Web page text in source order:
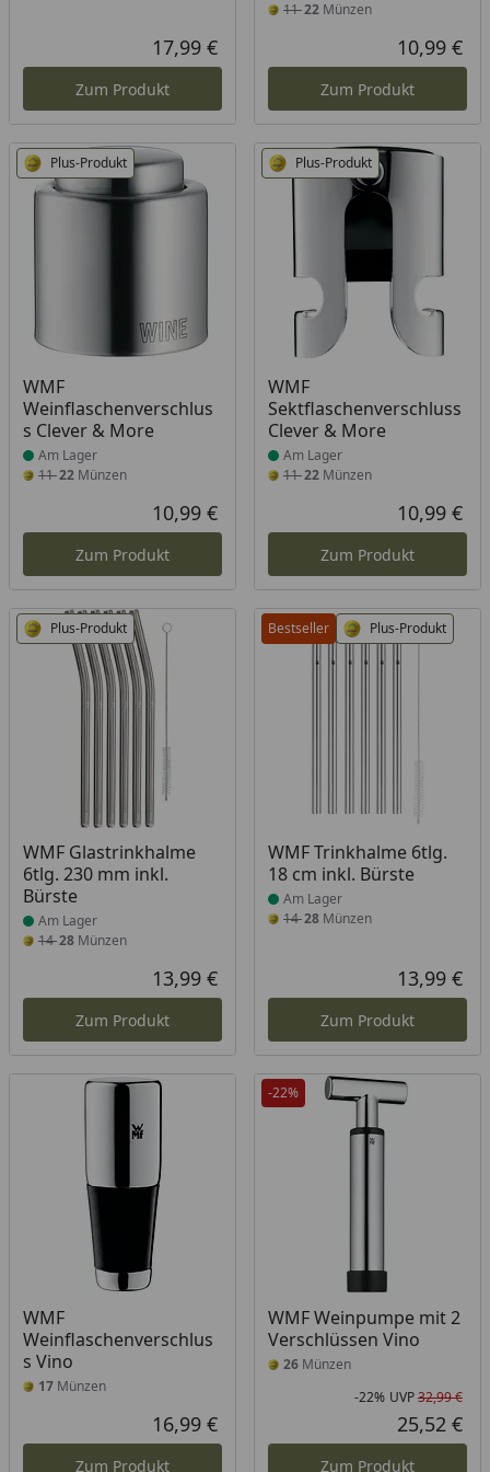
Aktueller Preis
17,99 €
Zum Produkt
1122Münzen
10,99 €
Zum Produkt
Plus-Produkt
WMF
Weinflaschenverschlus
s Clever & More
Produkt am Lager
Am Lager
1122 Münzen
Aktueller Preis
10,99 €
Zum Produkt
Plus-Produkt
WMF
Sektflaschenverschluss
Clever & More
Produkt am Lager
Am Lager
1122Münzen
10,99 €
Zum Produkt
Plus-Produkt
WMF Glastrinkhalme
6tlg. 230 mm inkl.
Bürste
Produkt am Lager
Am Lager
1428 Münzen
Aktueller Preis
13,99 €
Zum Produkt
Bestseller Plus-Produkt
WMF Trinkhalme 6tlg.
18 cm inkl. Bürste
Produkt am Lager
Am Lager
1428Münzen
13,99 €
Zum Produkt
WMF
Weinflaschenverschlus
s Vino
17 Münzen
Aktueller Preis
16,99 €
Zum Produkt
-22%
WMF Weinpumpe mit 2
Verschlüssen Vino
26Münzen
-22% UVP32,99 €
25,52 €
Zum Produkt